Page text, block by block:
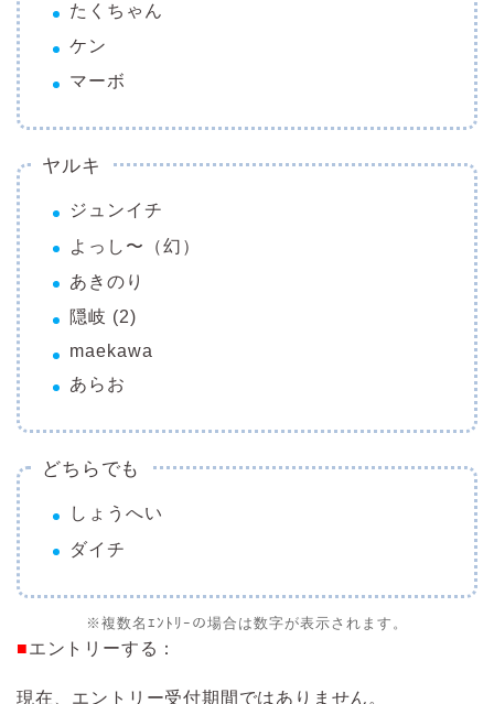
たくちゃん
ケン
マーボ
ヤルキ
ジュンイチ
よっし〜（幻）
あきのり
隠岐 (2)
maekawa
あらお
どちらでも
しょうへい
ダイチ
※複数名ｴﾝﾄﾘｰの場合は数字が表示されます。
■エントリーする：
現在、エントリー受付期間ではありません。